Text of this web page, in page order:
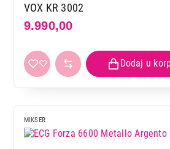
VOX KR 3002
9.990,00
MIKSER